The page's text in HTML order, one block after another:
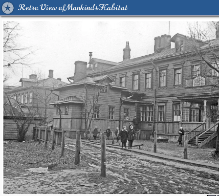
Retro View of Mankind's Habitat